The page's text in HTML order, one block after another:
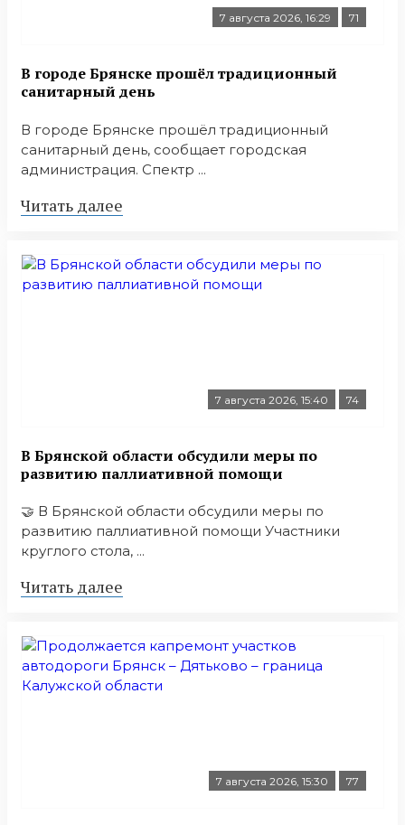
7 августа 2026, 16:29 71
В городе Брянске прошёл традиционный
санитарный день
В городе Брянске прошёл традиционный
санитарный день, сообщает городская
администрация. Спектр ...
Читать далее
7 августа 2026, 15:40 74
В Брянской области обсудили меры по
развитию паллиативной помощи
🤝 В Брянской области обсудили меры по
развитию паллиативной помощи Участники
круглого стола, ...
Читать далее
7 августа 2026, 15:30 77